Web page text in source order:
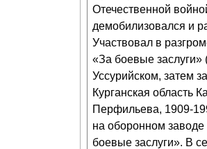
Отечественной
демобилизовался и
Участвовал в
«За боевые заслуги»
Уссурийском, затем
Курганская область
Перфильева, 1909-
на оборонном
боевые заслуги». В